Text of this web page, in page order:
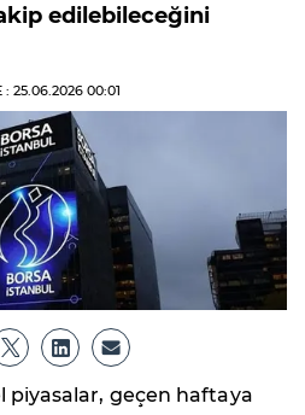
edilebileceğini
: 25.06.2026 00:01
piyasalar, geçen haftaya